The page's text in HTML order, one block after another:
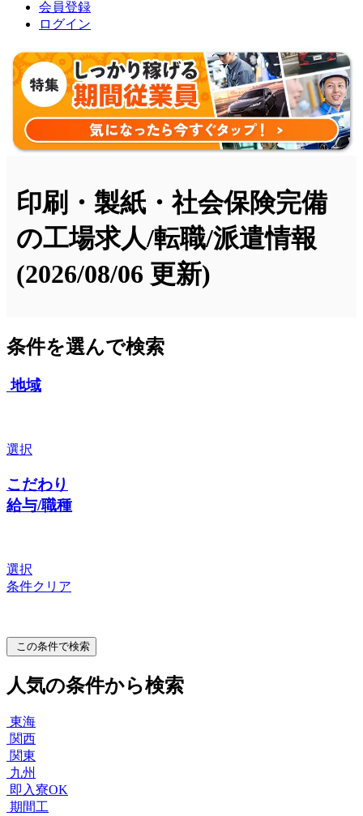
会員登録
ログイン
印刷・製紙・社会保険完備
の工場求人/転職/派遣情報
(2026/08/06 更新)
条件を選んで検索
地域
選択
こだわり
給与/職種
選択
条件クリア
この条件で検索
人気の条件から検索
東海
関西
関東
九州
即入寮OK
期間工